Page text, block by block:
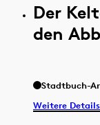
Der
den
Stadtbuch-
Weitere